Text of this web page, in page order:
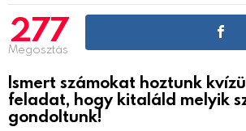
277
Megosztás
Ismert számokat hoztunk
feladat, hogy kitaláld melyik
gondoltunk!